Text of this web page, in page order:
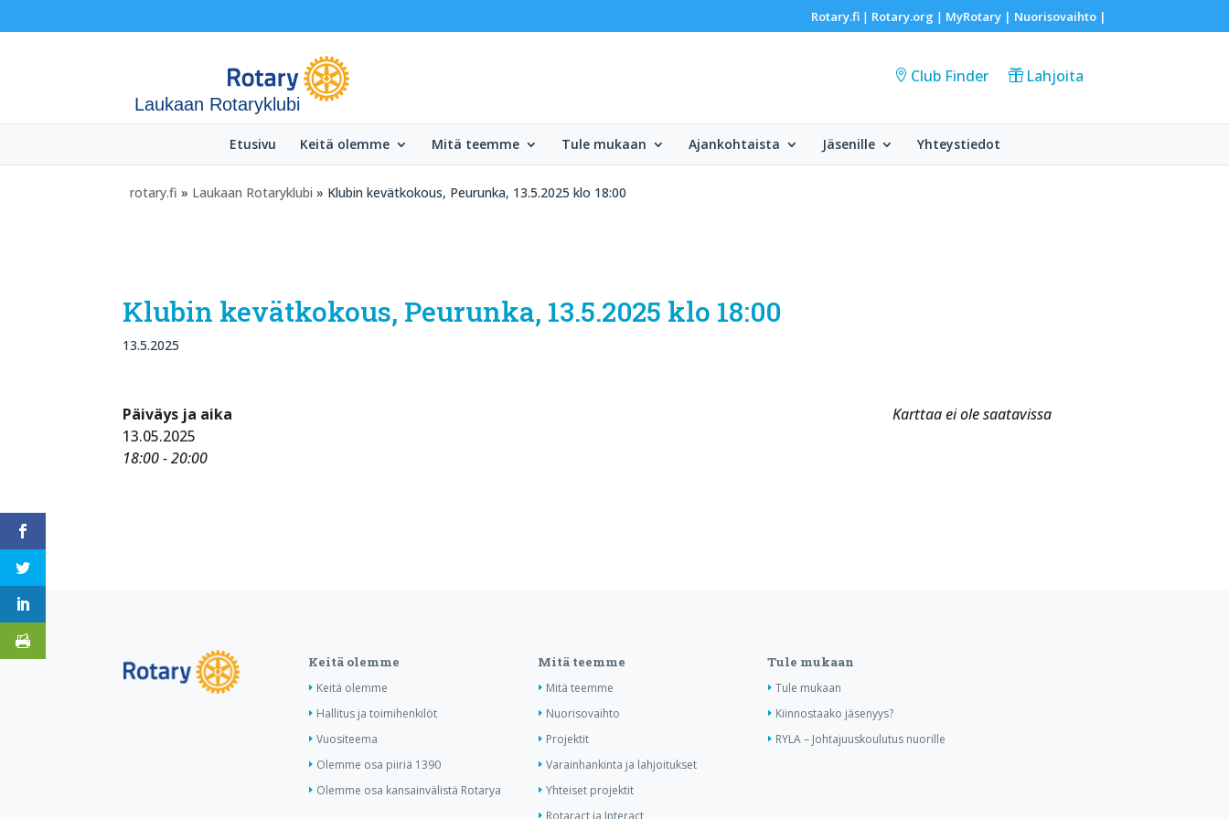
Rotary.fi| Rotary.org | MyRotary | Nuorisovaihto|
Laukaan Rotaryklubi
Club Finder Lahjoita
Etusivu Keitä olemme Mitä teemme Tule mukaan Ajankohtaista Jäsenille Yhteystiedot
rotary.fi » Laukaan Rotaryklubi » Klubin kevätkokous, Peurunka, 13.5.2025 klo 18:00
Klubin kevätkokous, Peurunka, 13.5.2025 klo 18:00
13.5.2025
Karttaa ei ole saatavissa
Päiväys ja aika
13.05.2025
18:00 - 20:00
Keitä olemme
Keitä olemme
Hallitus ja toimihenkilöt
Vuositeema
Olemme osa piiriä 1390
Olemme osa kansainvälistä Rotarya
Mitä teemme
Mitä teemme
Nuorisovaihto
Projektit
Varainhankinta ja lahjoitukset
Yhteiset projektit
Rotaract ja Interact
Tule mukaan
Tule mukaan
Kiinnostaako jäsenyys?
RYLA – Johtajuuskoulutus nuorille